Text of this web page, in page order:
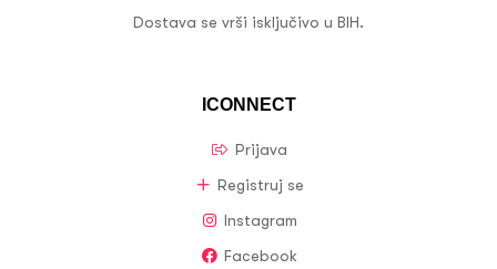
ICONNECT
Prijava
Registruj se
Instagram
Facebook
Dostava se vrši isključivo u BIH.